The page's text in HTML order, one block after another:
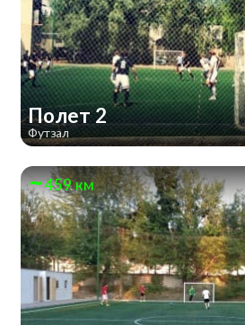
Полет 2
Футзал
459 км